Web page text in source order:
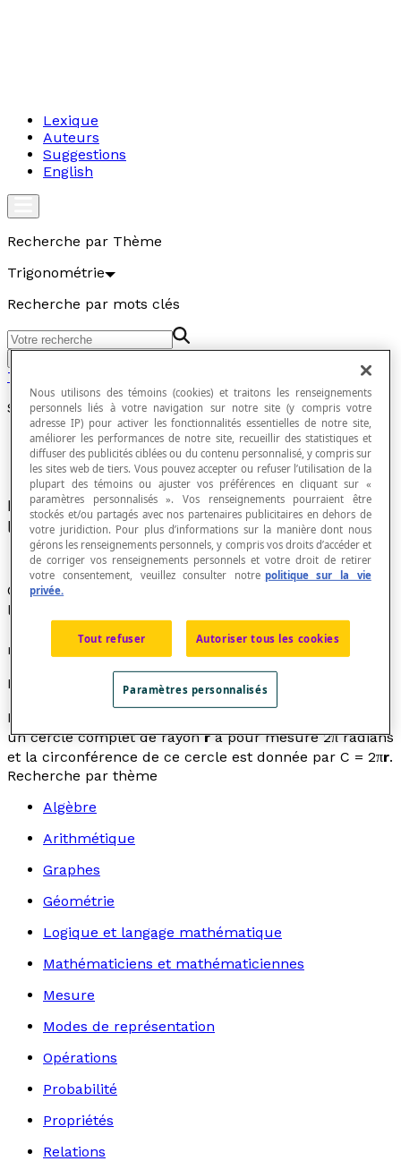
Lexique
Auteurs
Suggestions
English
Recherche par Thème
Trigonométrie
Recherche par mots clés
Trigonométrie
Système circulaire
Nom donné au système de mesure d'angledont
l'unité de base est leradian.
Ce système de mesure est ainsi appelé à cause de
l'association entre la définition du
trigonométrie
, on utilise le plus souvent des
mesures d'angles exprimées en radians.
Propriété
Dans ce système de mesure, l'angle correspondant à
un cercle complet de rayonra pour mesure 2π radians
et la circonférence de ce cercle est donnée par C = 2πr.
Recherche par thème
Algèbre
Arithmétique
Graphes
Géométrie
Logique et langage mathématique
Mathématiciens et mathématiciennes
Mesure
Modes de représentation
Opérations
Probabilité
Propriétés
Relations
Nous utilisons des témoins (cookies) et traitons les renseignements
personnels liés à votre navigation sur notre site (y compris votre
adresse IP) pour activer les fonctionnalités essentielles de notre site,
améliorer les performances de notre site, recueillir des statistiques et
diffuser des publicités ciblées ou du contenu personnalisé, y compris sur
les sites web de tiers. Vous pouvez accepter ou refuser l’utilisation de la
plupart des témoins ou ajuster vos préférences en cliquant sur «
paramètres personnalisés ». Vos renseignements pourraient être
stockés et/ou partagés avec nos partenaires publicitaires en dehors de
votre juridiction. Pour plus d’informations sur la manière dont nous
gérons les renseignements personnels, y compris vos droits d’accéder et
de corriger vos renseignements personnels et votre droit de retirer
votre consentement, veuillez consulter notre politique sur la vie
privée.
Tout refuser Autoriser tous les cookies
Paramètres personnalisés